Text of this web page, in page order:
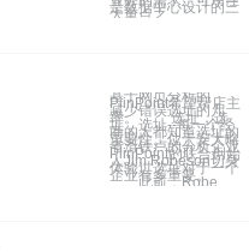
是数据中心设计的三
大重点之
基于网页分析的
PiinPoint希望帮店主
减少错误选址的几
率。 选址，选
址，选址--每一个经
商的人都知道选址的
重要性。位于安大略
省滑铁卢的分析企业
PiinPoint的联合创始
人Jim Robeson切身
体验过选址对于一个
企业有多重要。
此前，Robe